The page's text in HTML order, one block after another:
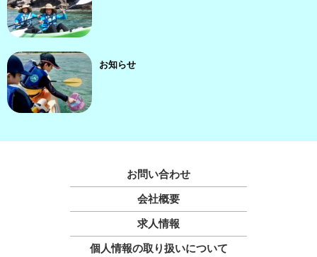
お知らせ
お問い合わせ
会社概要
求人情報
個人情報の取り扱いについて